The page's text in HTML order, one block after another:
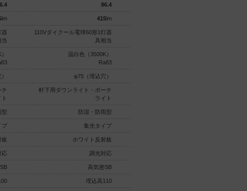
lm
器
当
型
プ
応
86.4
415lm
110Vダイクール電球60形1灯器
具相当
温白色（3500K）
Ra83
φ75（埋込穴）
軒下用ダウンライト・ポーチ
ライト
防湿・防雨型
集光タイプ
ホワイト反射板
調光対応
高気密SB
埋込高110